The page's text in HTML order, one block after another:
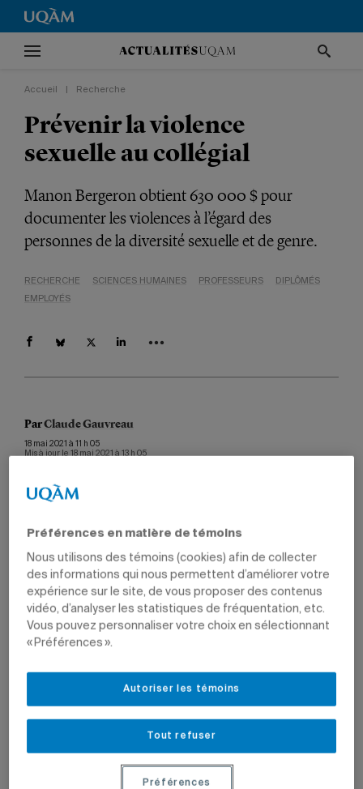
Accueil Recherche
Prévenir la violence
sexuelle au collégial
Manon Bergeron obtient 630 000 $ pour
documenter les violences à l’égard des
personnes de la diversité sexuelle et de genre.
RECHERCHE SCIENCES HUMAINES PROFESSEURS
DIPLÔMÉS
EMPLOYÉS
ParClaude Gauvreau
18 mai 2021 à 11 h 05
Mis à jour le 18 mai 2021 à 13 h 05
La professeure du Département de sexologie Manon
Bergeron, titulaire de la
Chaire de recherche sur les
violences sexistes et sexuelles en milieu d’enseignement
supérieur, a obtenu un peu plus de 630 000 $ sur deux
ans du ministère fédéral Femmes et Égalité des genres
et trajectoires de signalement».
Amorcé en janvier dernier, ce projet de recherche se
déploiera dans l’ensemble des établissements collégiaux
Préférences en matière de témoins
Nous utilisons des témoins (cookies) afin de collecter
des informations qui nous permettent d’améliorer votre
expérience sur le site, de vous proposer des contenus
vidéo, d’analyser les statistiques de fréquentation, etc.
Vous pouvez personnaliser votre choix en sélectionnant
« Préférences ».
Tout refuser
Autoriser les témoins
Préférences